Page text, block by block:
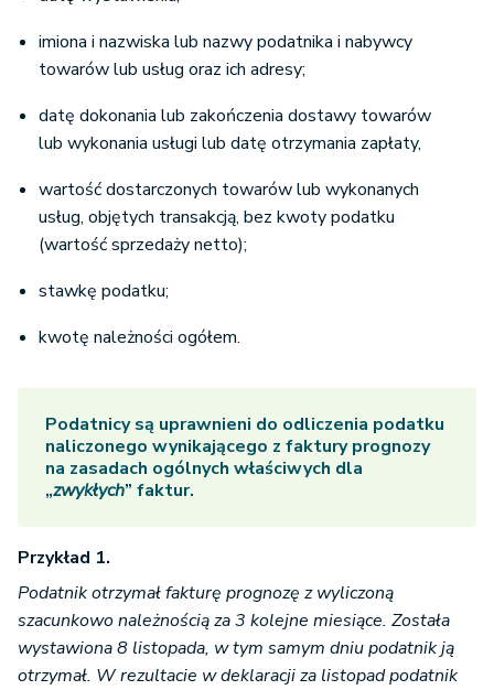
imiona i nazwiska lub nazwy podatnika i nabywcy
towarów lub usług oraz ich adresy;
datę dokonania lub zakończenia dostawy towarów
lub wykonania usługi lub datę otrzymania zapłaty,
wartość dostarczonych towarów lub wykonanych
usług, objętych transakcją, bez kwoty podatku
(wartość sprzedaży netto);
stawkę podatku;
kwotę należności ogółem.
Podatnicy są uprawnieni do odliczenia podatku
naliczonego wynikającego z faktury prognozy
na zasadach ogólnych właściwych dla
„zwykłych” faktur.
Przykład 1.
Podatnik otrzymał fakturę prognozę z wyliczoną
szacunkowo należnością za 3 kolejne miesiące. Została
wystawiona 8 listopada, w tym samym dniu podatnik ją
otrzymał. W rezultacie w deklaracji za listopad podatnik